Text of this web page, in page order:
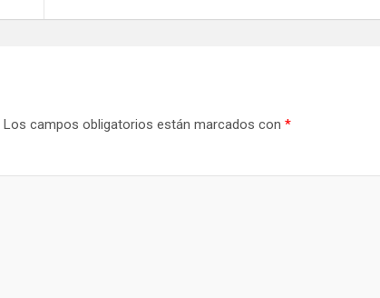
Los campos obligatorios están marcados con *